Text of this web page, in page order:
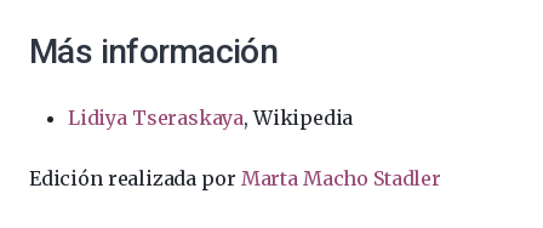
Más información
Lidiya Tseraskaya, Wikipedia
Edición realizada por Marta Macho Stadler